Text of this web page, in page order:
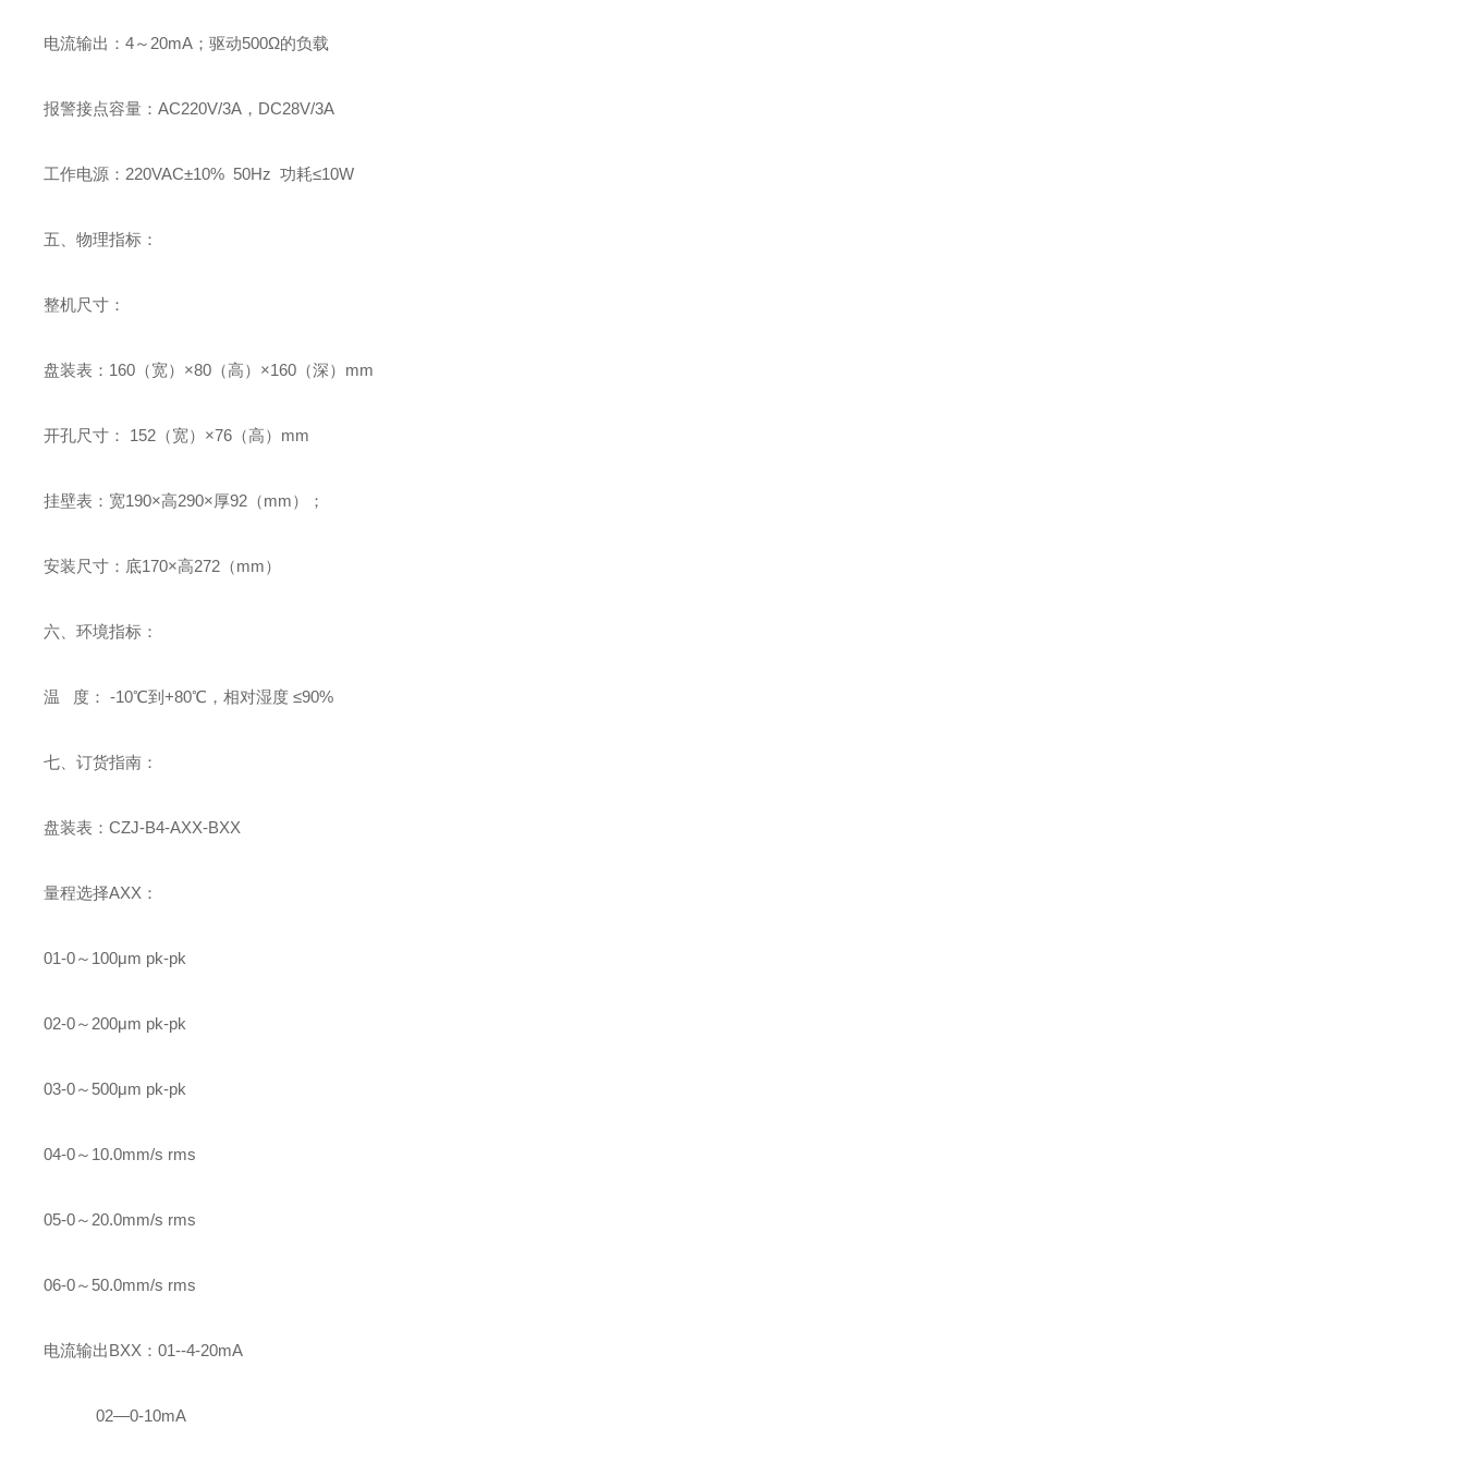
电流输出：4～20mA；驱动500Ω的负载
报警接点容量：AC220V/3A，DC28V/3A
工作电源：220VAC±10% 50Hz 功耗≤10W
五、物理指标：
整机尺寸：
盘装表：160（宽）×80（高）×160（深）mm
开孔尺寸： 152（宽）×76（高）mm
挂壁表：宽190×高290×厚92（mm）；
安装尺寸：底170×高272（mm）
六、环境指标：
温 度： -10℃到+80℃，相对湿度 ≤90%
七、订货指南：
盘装表：CZJ-B4-AXX-BXX
量程选择AXX：
01-0～100μm pk-pk
02-0～200μm pk-pk
03-0～500μm pk-pk
04-0～10.0mm/s rms
05-0～20.0mm/s rms
06-0～50.0mm/s rms
电流输出BXX：01--4-20mA
02—0-10mA